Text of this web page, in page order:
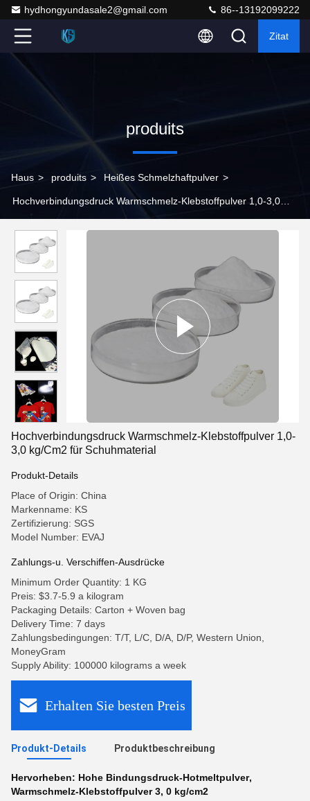
hydhongyundasale2@gmail.com 86--13192099222
Zitat
produits
Haus > produits > Heißes Schmelzhaftpulver >
Hochverbindungsdruck Warmschmelz-Klebstoffpulver 1,0-3,0
Hochverbindungsdruck Warmschmelz-Klebstoffpulver 1,0-
3,0 kg/Cm2 für Schuhmaterial
Produkt-Details
Place of Origin: China
Markenname: KS
Zertifizierung: SGS
Model Number: EVAJ
Zahlungs-u. Verschiffen-Ausdrücke
Minimum Order Quantity: 1 KG
Preis: $3.7-5.9 a kilogram
Packaging Details: Carton + Woven bag
Delivery Time: 7 days
Zahlungsbedingungen: T/T, L/C, D/A, D/P, Western Union,
MoneyGram
Supply Ability: 100000 kilograms a week
Erhalten Sie besten Preis
Produkt-Details Produktbeschreibung
Hervorheben: Hohe Bindungsdruck-Hotmeltpulver,
Warmschmelz-Klebstoffpulver 3, 0 kg/cm2